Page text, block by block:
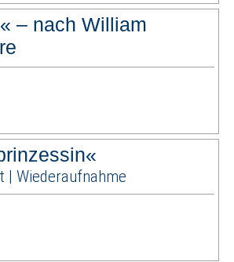
– nach William
| Wiederaufnahme